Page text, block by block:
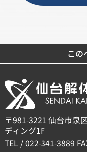
この
〒981-3221 仙台市泉
ディング1F
TEL / 022-341-3889